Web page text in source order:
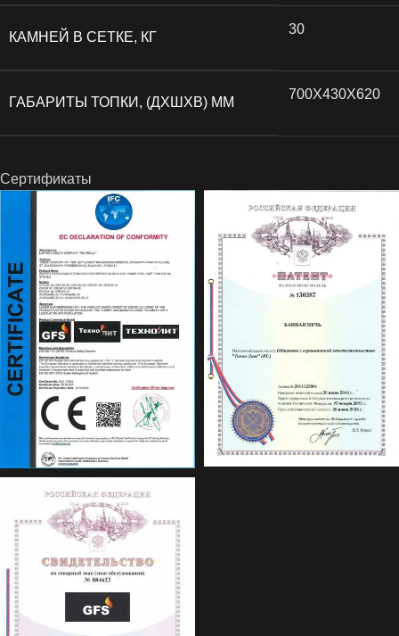
КАМНЕЙ В СЕТКЕ, КГ
30
ГАБАРИТЫ ТОПКИ, (ДХШХВ) ММ
700Х430Х620
Сертификаты